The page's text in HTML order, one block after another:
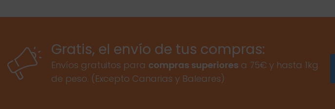
Gratis, el envío de tus compras:
Envíos gratuitos para compras superiores a 75€ y hasta 1kg
de peso. (Excepto Canarias y Baleares)